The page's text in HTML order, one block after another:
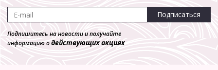
Подписаться
Подпишитесь на новости и получайте
информацию одействующих акциях